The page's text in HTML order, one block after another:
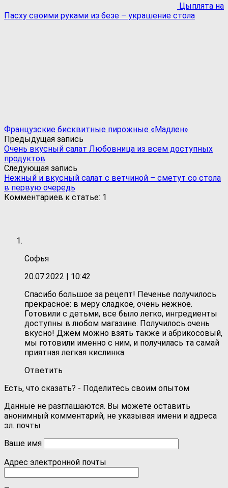
Цыплята на
Пасху своими руками из безе – украшение стола
Французские бисквитные пирожные «Мадлен»
Предыдущая запись
Очень вкусный салат Любовница из всем доступных
продуктов
Следующая запись
Нежный и вкусный салат с ветчиной – сметут со стола
в первую очередь
Комментариев к статье: 1
Софья
20.07.2022 | 10:42
Спасибо большое за рецепт! Печенье получилось
прекрасное: в меру сладкое, очень нежное.
Готовили с детьми, все было легко, ингредиенты
доступны в любом магазине. Получилось очень
вкусно! Джем можно взять также и абрикосовый,
мы готовили именно с ним, и получилась та самай
приятная легкая кислинка.
Ответить
Есть, что сказать? - Поделитесь своим опытом
Данные не разглашаются. Вы можете оставить
анонимный комментарий, не указывая имени и адреса
эл. почты
Ваше имя
Адрес электронной почты